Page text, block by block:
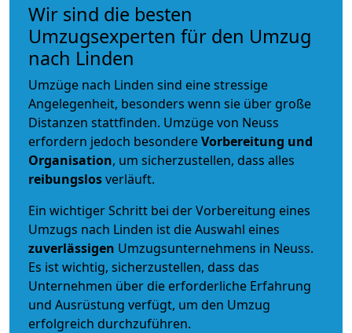
Wir sind die besten
Umzugsexperten für den Umzug
nach Linden
Umzüge nach Linden sind eine stressige
Angelegenheit, besonders wenn sie über große
Distanzen stattfinden. Umzüge von Neuss
erfordern jedoch besondereVorbereitung und
Organisation, um sicherzustellen, dass alles
reibungslosverläuft.
Ein wichtiger Schritt bei der Vorbereitung eines
Umzugs nach Linden ist die Auswahl eines
zuverlässigen Umzugsunternehmens in Neuss.
Es ist wichtig, sicherzustellen, dass das
Unternehmen über die erforderliche Erfahrung
und Ausrüstung verfügt, um den Umzug
erfolgreich durchzuführen.